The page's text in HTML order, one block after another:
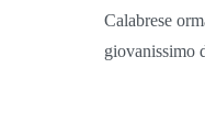
Calabrese
giovanissimo